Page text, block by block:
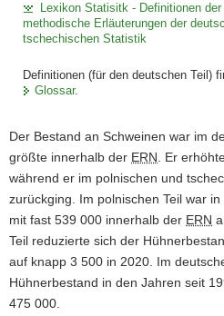
Lexikon Statisitk - Definitionen der
methodische Erläuterungen der
tschechischen Statistik
Definitionen (für den deutschen Teil)
Glossar.
Der Bestand an Schweinen war im
größte innerhalb der ERN . Er
während er im polnischen und
zurückging. Im polnischen Teil war
mit fast 539 000 innerhalb der ERN
Teil reduzierte sich der
auf knapp 3 500 in 2020. Im
Hühnerbestand in den Jahren seit
475 000.